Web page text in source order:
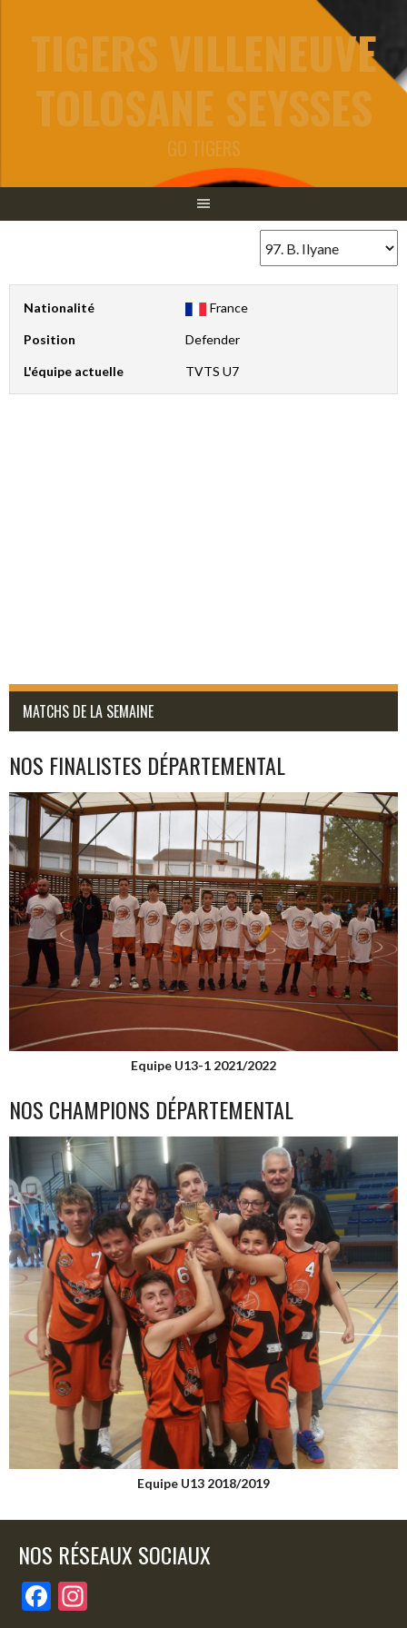
TIGERS VILLENEUVE
TOLOSANE SEYSSES
GO TIGERS
Nationalité France
Position Defender
L'équipe actuelle TVTS U7
MATCHS DE LA SEMAINE
NOS FINALISTES DÉPARTEMENTAL
Equipe U13-1 2021/2022
NOS CHAMPIONS DÉPARTEMENTAL
Equipe U13 2018/2019
NOS RÉSEAUX SOCIAUX
F